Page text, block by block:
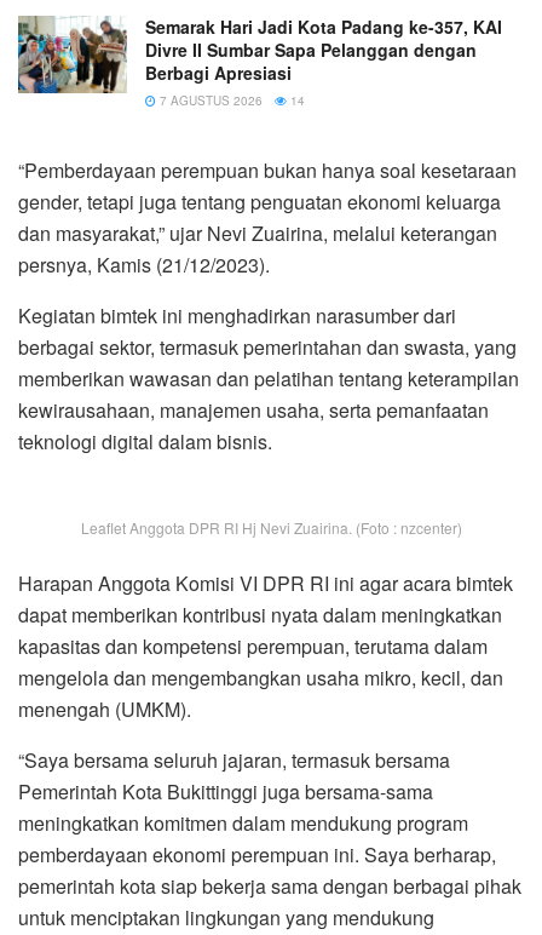
Semarak Hari Jadi Kota Padang ke-357, KAI
Divre II Sumbar Sapa Pelanggan dengan
Berbagi Apresiasi
7 AGUSTUS 2026 14
“Pemberdayaan perempuan bukan hanya soal kesetaraan
gender, tetapi juga tentang penguatan ekonomi keluarga
dan masyarakat,” ujar Nevi Zuairina, melalui keterangan
persnya, Kamis (21/12/2023).
Kegiatan bimtek ini menghadirkan narasumber dari
berbagai sektor, termasuk pemerintahan dan swasta, yang
memberikan wawasan dan pelatihan tentang keterampilan
kewirausahaan, manajemen usaha, serta pemanfaatan
teknologi digital dalam bisnis.
Leaflet Anggota DPR RI Hj Nevi Zuairina. (Foto : nzcenter)
Harapan Anggota Komisi VI DPR RI ini agar acara bimtek
dapat memberikan kontribusi nyata dalam meningkatkan
kapasitas dan kompetensi perempuan, terutama dalam
mengelola dan mengembangkan usaha mikro, kecil, dan
menengah (UMKM).
“Saya bersama seluruh jajaran, termasuk bersama
Pemerintah Kota Bukittinggi juga bersama-sama
meningkatkan komitmen dalam mendukung program
pemberdayaan ekonomi perempuan ini. Saya berharap,
pemerintah kota siap bekerja sama dengan berbagai pihak
untuk menciptakan lingkungan yang mendukung